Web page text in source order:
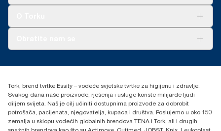
+385 913 900 004
H-1021 Budapest
Budakeszi út 51.
Tork, brend tvrtke Essity – vodeće svjetske tvrtke za higijenu i zdravlje.
Svakog dana naše proizvode, rješenja i usluge koriste milijarde ljudi
diljem svijeta. Naš je cilj učiniti dostupnima proizvode za dobrobit
potrošača, pacijenata, njegovatelja, kupaca i društva. Poslujemo u oko 150
zemalja u sklopu vodećih globalnih brendova TENA i Tork, ali i drugih